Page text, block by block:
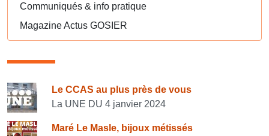
Communiqués & info pratique
Magazine Actus GOSIER
Consulter également
Le CCAS au plus près de vous
La UNE DU 4 janvier 2024
Maré Le Masle, bijoux métissés